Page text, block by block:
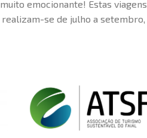
muito emocionante! Estas viagens
realizam-se de julho a setembro,
ver um dos peixes mais rápidos
do oceano, o tubarão azul
(Prionace glauca). É uma